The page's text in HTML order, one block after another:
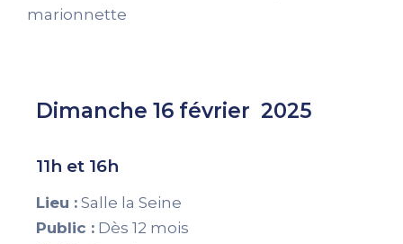
marionnette
Dimanche 16 février 2025
11h et 16h
Lieu : Salle la Seine
Public : Dès 12 mois